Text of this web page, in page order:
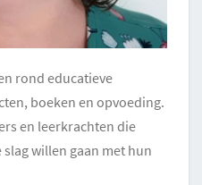
rond educatieve
boeken en opvoeding.
en leerkrachten die
willen gaan met hun